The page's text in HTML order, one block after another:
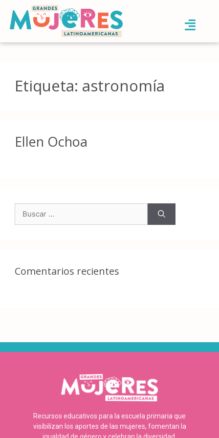
Etiqueta: astronomía
Ellen Ochoa
Comentarios recientes
Recursos educativos para la escuela primaria que
visibilizan los aportes de las mujeres, fomentan la
igualdad de género y celebran la diversidad.